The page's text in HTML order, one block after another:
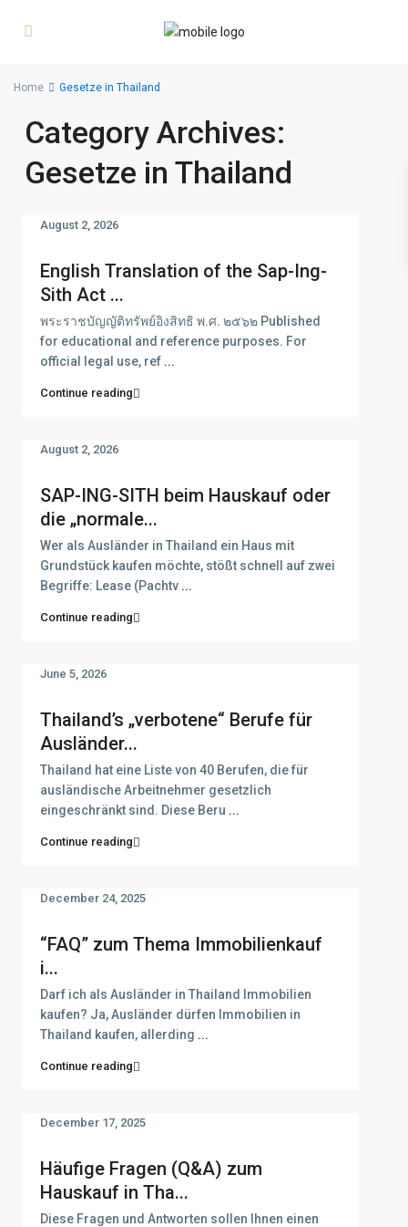
Home Gesetze in Thailand
Category Archives:
Gesetze in Thailand
English Translation of the Sap-Ing-
Sith Act ...
August 2, 2026
พระราชบัญญัติทรัพย์อิงสิทธิ พ.ศ. ๒๕๖๒ Published
for educational and reference purposes. For
official legal use, ref ...
Continue reading
SAP-ING-SITH beim Hauskauf oder
die „normale...
August 2, 2026
Wer als Ausländer in Thailand ein Haus mit
Grundstück kaufen möchte, stößt schnell auf zwei
Begriffe: Lease (Pachtv ...
Continue reading
Thailand’s „verbotene“ Berufe für
Ausländer...
June 5, 2026
Thailand hat eine Liste von 40 Berufen, die für
ausländische Arbeitnehmer gesetzlich
eingeschränkt sind. Diese Beru ...
Continue reading
“FAQ” zum Thema Immobilienkauf
i...
December 24, 2025
Darf ich als Ausländer in Thailand Immobilien
kaufen? Ja, Ausländer dürfen Immobilien in
Thailand kaufen, allerding ...
Continue reading
Häufige Fragen (Q&A) zum
Hauskauf in Tha...
December 17, 2025
Diese Fragen und Antworten sollen Ihnen einen